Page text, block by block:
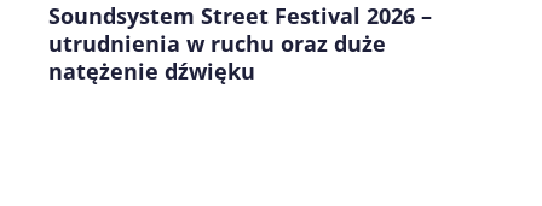
Soundsystem Street Festival 2026 –
utrudnienia w ruchu oraz duże
natężenie dźwięku